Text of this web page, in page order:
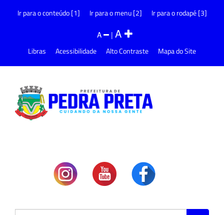
Ir para o conteúdo [1] Ir para o menu [2] Ir para o rodapé [3]
A |A
Libras Acessibilidade Alto Contraste Mapa do Site